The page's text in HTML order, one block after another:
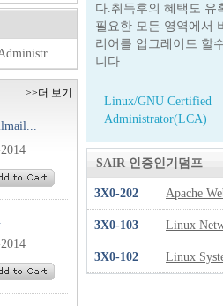
>>더 보기
다.취득후의 혜택도 유
필요한 모든 영역에서
리어를 업그레이드 할
니다.
Linux/GNU Certified
Administrator(LCA)
SAIR 인증인기덤프
3X0-202 Apache
3X0-103 Linux
3X0-102 Linux